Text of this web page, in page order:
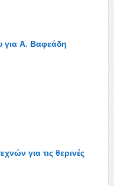
για Α. Βαφεάδη
για τις θερινές